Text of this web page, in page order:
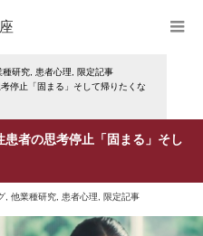
種研究 患者心理
限定記事
停止「固まる」そして帰りたくな
者の思考停止「固まる」そし
他業種研究 患者心理 限定記事